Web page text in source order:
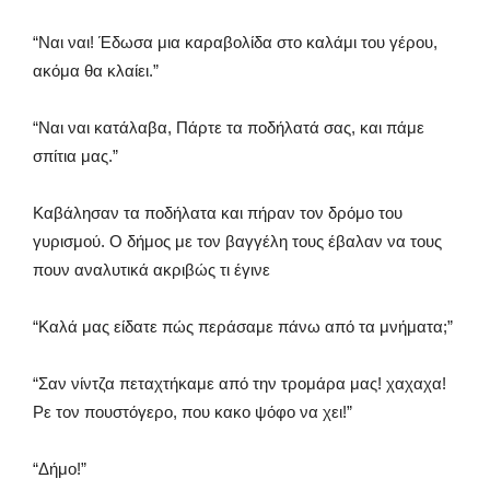
“Ναι ναι! Έδωσα μια καραβολίδα στο καλάμι του γέρου,
ακόμα θα κλαίει.”
“Ναι ναι κατάλαβα, Πάρτε τα ποδήλατά σας, και πάμε
σπίτια μας.”
Καβάλησαν τα ποδήλατα και πήραν τον δρόμο του
γυρισμού. Ο δήμος με τον βαγγέλη τους έβαλαν να τους
πουν αναλυτικά ακριβώς τι έγινε
“Καλά μας είδατε πώς περάσαμε πάνω από τα μνήματα;”
“Σαν νίντζα πεταχτήκαμε από την τρομάρα μας! χαχαχα!
Ρε τον πουστόγερο, που κακο ψόφο να χει!”
“Δήμο!”